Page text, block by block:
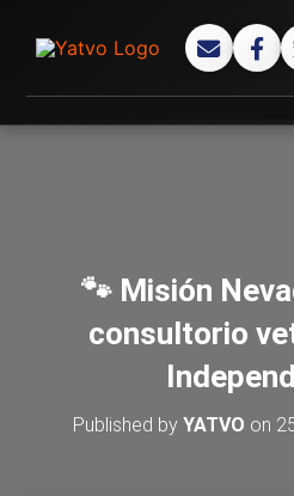
🐾 Misión
consultorio
Published by YATVO on